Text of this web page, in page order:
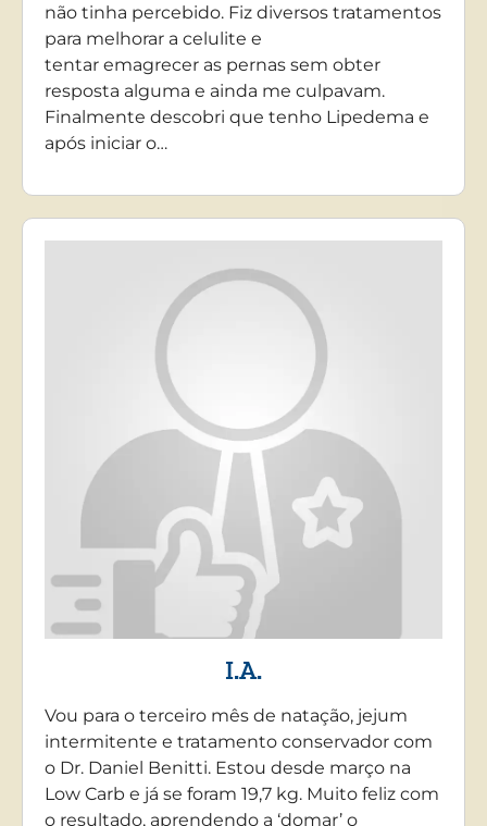
não tinha percebido. Fiz diversos tratamentos
para melhorar a celulite e
tentar emagrecer as pernas sem obter
resposta alguma e ainda me culpavam.
Finalmente descobri que tenho Lipedema e
após iniciar o…
I.A.
Vou para o terceiro mês de natação, jejum
intermitente e tratamento conservador com
o Dr. Daniel Benitti. Estou desde março na
Low Carb e já se foram 19,7 kg. Muito feliz com
o resultado, aprendendo a ‘domar’ o